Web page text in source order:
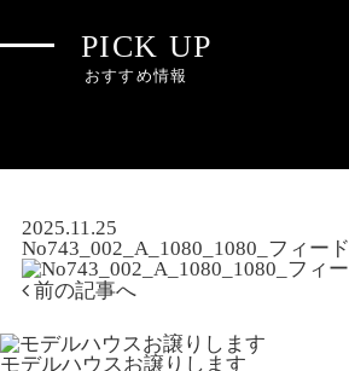
PICK UP
おすすめ情報
2025.11.25
No743_002_A_1080_1080_フィード
前の記事へ
モデルハウスお譲りします